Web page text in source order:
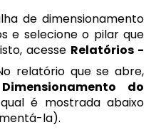
de dimensionamento
e selecione o pilar que
acesse Relatórios -
relatório que se abre,
Dimensionamento do
é mostrada abaixo
la).